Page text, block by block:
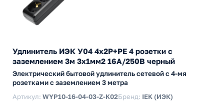
Удлинитель ИЭК У04 4х2P+PE 4 розетки с
заземлением 3м 3х1мм2 16А/250В черный
Электрический бытовой удлинитель сетевой с 4-мя
розетками с заземлением 3 метра
Артикул: WYP10-16-04-03-Z-K02Бренд: IEK (ИЭК)